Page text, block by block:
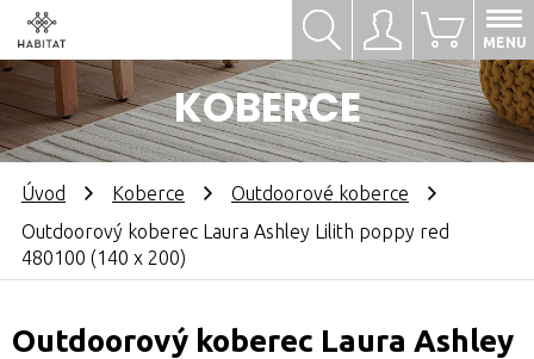
Přihlásit se
KOBERCE
0
MENU
Hledat
Úvod Koberce
Outdoorové koberce
Outdoorový koberec Laura Ashley Lilith poppy red
480100 (140 x 200)
Outdoorový koberec Laura Ashley